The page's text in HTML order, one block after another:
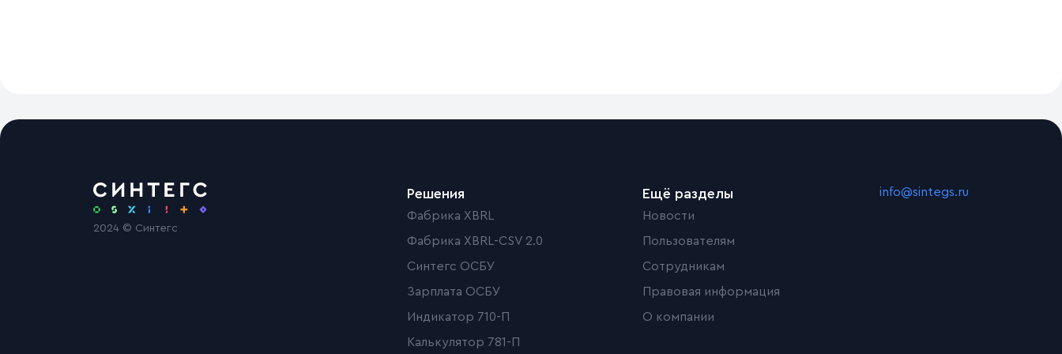
2024 © Синтегс
Решения
Фабрика XBRL
Фабрика XBRL-CSV 2.0
Синтегс ОСБУ
Зарплата ОСБУ
Индикатор 710-П
Калькулятор 781-П
Ещё разделы
Новости
Пользователям
Сотрудникам
Правовая информация
О компании
info@sintegs.ru